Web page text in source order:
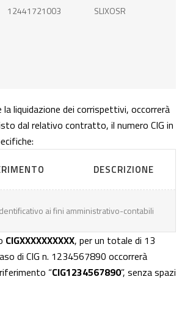
12441721003 SLIXOSR
liquidazione dei corrispettivi, occorrerà
dal relativo contratto, il numero CIG in
DESCRIZIONE
ai fini amministrativo-contabili
CIGXXXXXXXXXX, per un totale di 13
di CIG n. 1234567890 occorrerà
“CIG1234567890”, senza spazi